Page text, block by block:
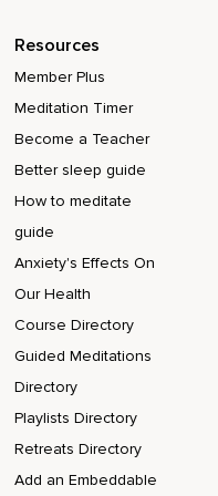
tú decidas.
pies.
suave.
sostener tu día.
y conecta con tu
Resources
Member Plus
Meditation Timer
Become a Teacher
Better sleep guide
How to meditate
guide
Anxiety's Effects On
Our Health
Course Directory
Guided Meditations
Directory
Playlists Directory
Retreats Directory
Add an Embeddable